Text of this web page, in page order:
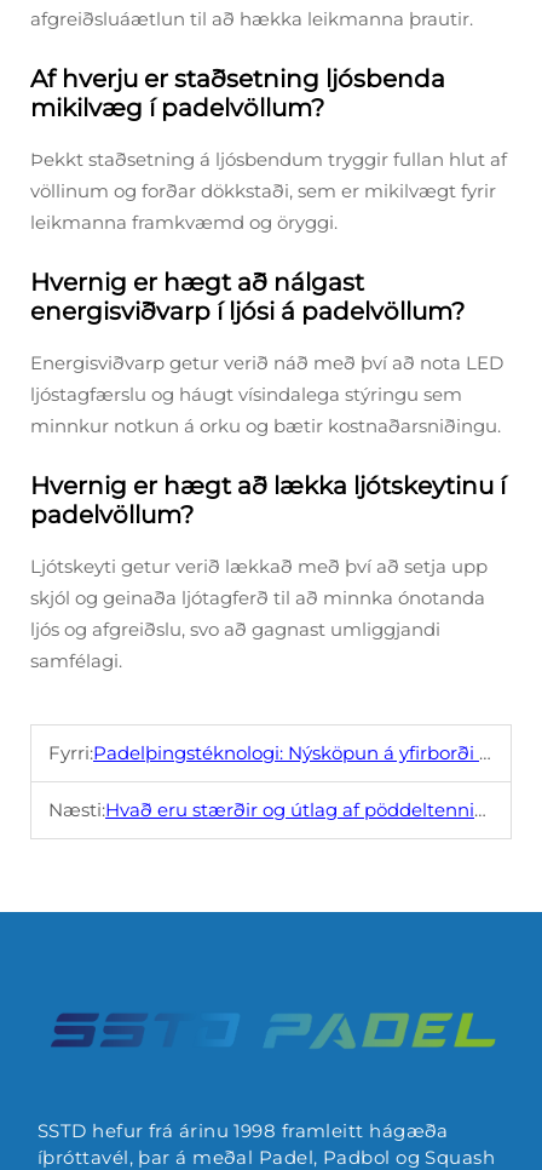
afgreiðsluáætlun til að hækka leikmanna þrautir.
Af hverju er staðsetning ljósbenda
mikilvæg í padelvöllum?
Þekkt staðsetning á ljósbendum tryggir fullan hlut af
völlinum og forðar dökkstaði, sem er mikilvægt fyrir
leikmanna framkvæmd og öryggi.
Hvernig er hægt að nálgast
energisviðvarp í ljósi á padelvöllum?
Energisviðvarp getur verið náð með því að nota LED
ljóstagfærslu og háugt vísindalega stýringu sem
minnkur notkun á orku og bætir kostnaðarsniðingu.
Hvernig er hægt að lækka ljótskeytinu í
padelvöllum?
Ljótskeyti getur verið lækkað með því að setja upp
skjól og geinaða ljótagferð til að minnka ónotanda
ljós og afgreiðslu, svo að gagnast umliggjandi
samfélagi.
Fyrri:Padelþingstéknologi: Nýsköpun á yfirborði og útliti
Næsti:Hvað eru stærðir og útlag af pöddeltennisvöllu?
SSTD hefur frá árinu 1998 framleitt hágæða
íþróttavél, þar á meðal Padel, Padbol og Squash